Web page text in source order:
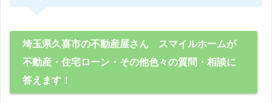
埼玉県久喜市の不動産屋さん スマイルホームが
不動産・住宅ローン・その他色々の質問・相談に
答えます！